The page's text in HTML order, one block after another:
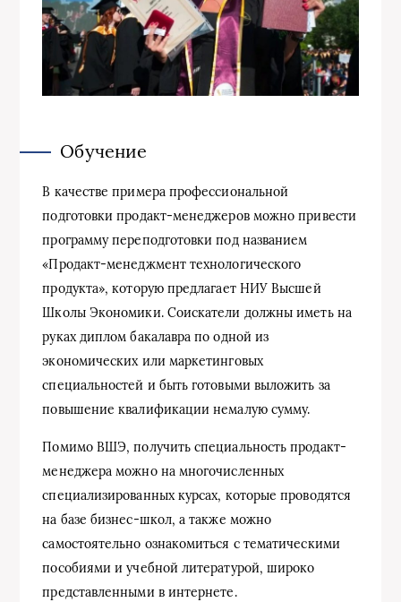
Обучение
В качестве примера профессиональной
подготовки продакт-менеджеров можно привести
программу переподготовки под названием
«Продакт-менеджмент технологического
продукта», которую предлагает НИУ Высшей
Школы Экономики. Соискатели должны иметь на
руках диплом бакалавра по одной из
экономических или маркетинговых
специальностей и быть готовыми выложить за
повышение квалификации немалую сумму.
Помимо ВШЭ, получить специальность продакт-
менеджера можно на многочисленных
специализированных курсах, которые проводятся
на базе бизнес-школ, а также можно
самостоятельно ознакомиться с тематическими
пособиями и учебной литературой, широко
представленными в интернете.